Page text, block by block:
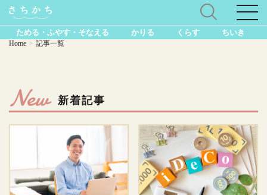
ためる・ふやす・そなえる かりる くらす ちいき
Home > 記事一覧
New 新着記事